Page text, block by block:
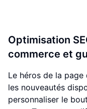
Optimisation
commerce et
Le héros de la
les nouveautés
personnaliser le